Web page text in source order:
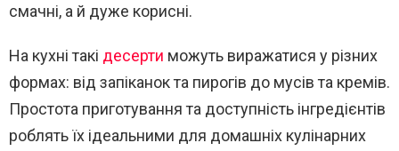
смачні, а й дуже корисні.
На кухні такі десерти можуть виражатися у різних
формах: від запіканок та пирогів до мусів та кремів.
Простота приготування та доступність інгредієнтів
роблять їх ідеальними для домашніх кулінарних